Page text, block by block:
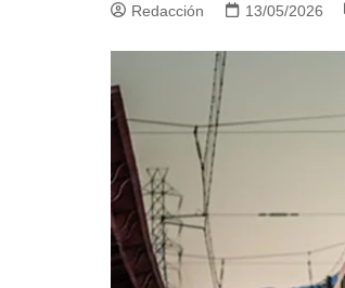
Redacción 13/05/2026